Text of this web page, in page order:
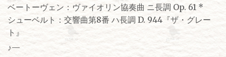
ベートーヴェン：ヴァイオリン協奏曲 ニ長調 Op. 61 *
シューベルト：交響曲第8番 ハ長調 D. 944『ザ・グレー
ト』
♪—